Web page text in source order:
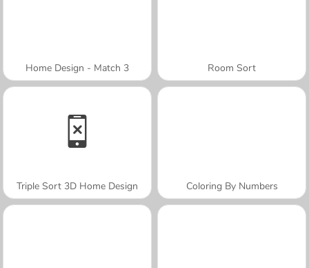
Home Design - Match 3 Room Sort
Triple Sort 3D Home Design Coloring By Numbers